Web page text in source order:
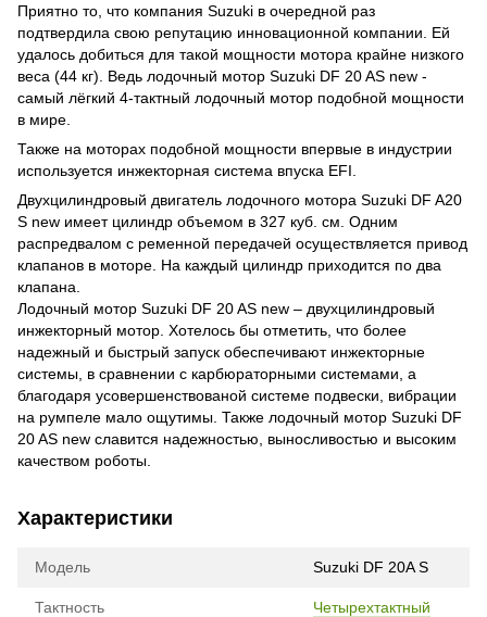
Приятно то, что компания Suzuki в очередной раз
подтвердила свою репутацию инновационной компании. Ей
удалось добиться для такой мощности мотора крайне низкого
веса (44 кг). Ведь лодочный мотор Suzuki DF 20 AS new -
самый лёгкий 4-тактный лодочный мотор подобной мощности
в мире.
Также на моторах подобной мощности впервые в индустрии
используется инжекторная система впуска EFI.
Двухцилиндровый двигатель лодочного мотора Suzuki DF A20
S new имеет цилиндр объемом в 327 куб. см. Одним
распредвалом с ременной передачей осуществляется привод
клапанов в моторе. На каждый цилиндр приходится по два
клапана.
Лодочный мотор Suzuki DF 20 AS new – двухцилиндровый
инжекторный мотор. Хотелось бы отметить, что более
надежный и быстрый запуск обеспечивают инжекторные
системы, в сравнении с карбюраторными системами, а
благодаря усовершенствованой системе подвески, вибрации
на румпеле мало ощутимы. Также лодочный мотор Suzuki DF
20 AS new славится надежностью, выносливостью и высоким
качеством роботы.
Характеристики
Модель Suzuki DF 20A S
Тактность Четырехтактный